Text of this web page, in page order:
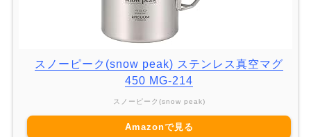
スノーピーク(snow peak) ステンレス真空マグ
450 MG-214
スノーピーク(snow peak)
Amazonで見る